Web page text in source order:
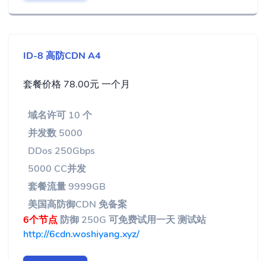
ID-8 高防CDN A4
套餐价格 78.00元 一个月
域名许可 10 个
并发数 5000
DDos 250Gbps
5000 CC并发
套餐流量 9999GB
美国高防御CDN 免备案
6个节点 防御 250G 可免费试用一天 测试站
http://6cdn.woshiyang.xyz/